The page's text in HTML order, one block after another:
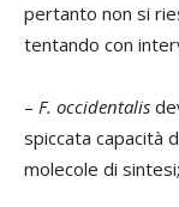
pertanto non si
tentando con
– F. occidentalis
spiccata capacità
molecole di sintesi;